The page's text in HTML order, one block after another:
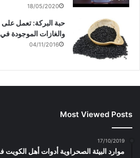
18/05/2020
حبة البركة: تعمل على
والغازات الموجودة
04/11/2016
Most Viewed Posts
17/10/2019
موارد البيئة الصحراوية أدوات أهل الكويت